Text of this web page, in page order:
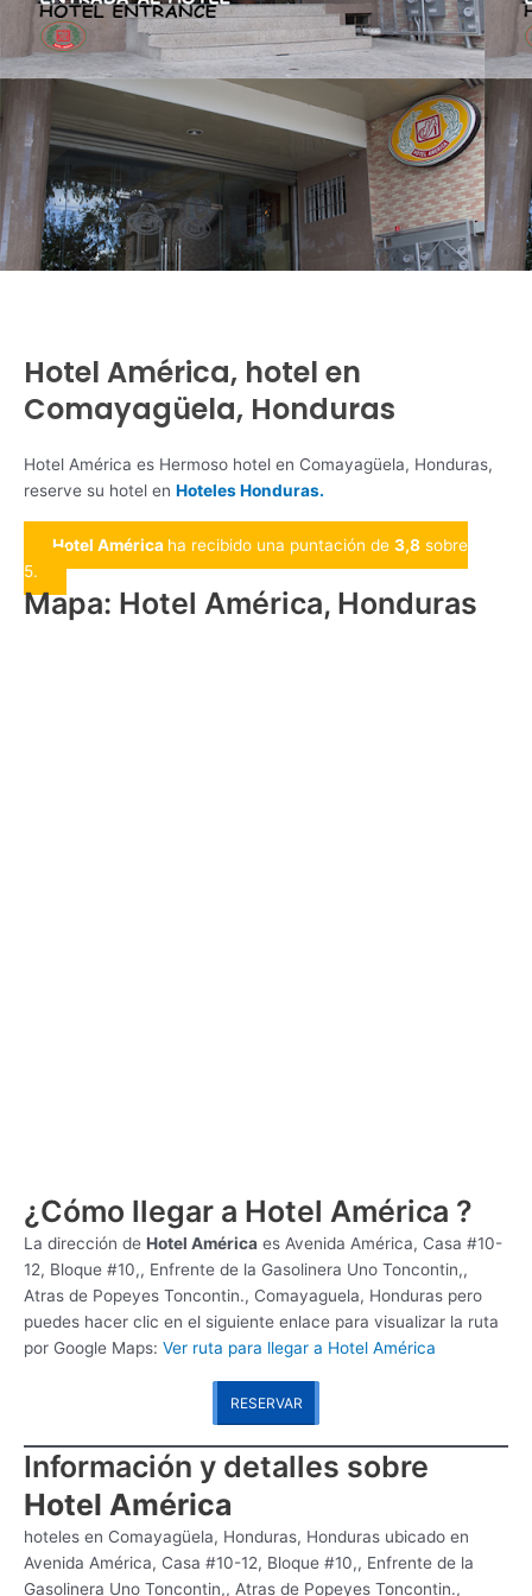
Hotel América, hotel en
Comayagüela, Honduras
Hotel América es Hermoso hotel en Comayagüela, Honduras,
reserve su hotel en Hoteles Honduras.
Hotel América ha recibido una puntación de 3,8 sobre
5.
Mapa: Hotel América, Honduras
¿Cómo llegar a Hotel América ?
La dirección de Hotel América es Avenida América, Casa #10-
12, Bloque #10,, Enfrente de la Gasolinera Uno Toncontin,,
Atras de Popeyes Toncontin., Comayaguela, Honduras pero
puedes hacer clic en el siguiente enlace para visualizar la ruta
por Google Maps: Ver ruta para llegar a Hotel América
RESERVAR
Información y detalles sobre
Hotel América
hoteles en Comayagüela, Honduras, Honduras ubicado en
Avenida América, Casa #10-12, Bloque #10,, Enfrente de la
Gasolinera Uno Toncontin,, Atras de Popeyes Toncontin.,